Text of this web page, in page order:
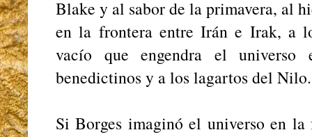
Blake y al sabor de la primavera, al
en la frontera entre Irán e Irak, a
vacío que engendra el
benedictinos y a los lagartos del Nilo.
Si Borges imaginó el universo en